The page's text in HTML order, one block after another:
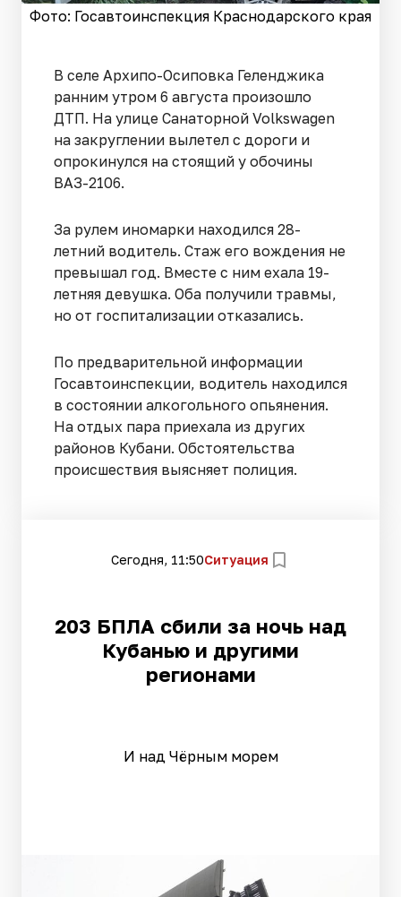
Фото: Госавтоинспекция Краснодарского края
В селе Архипо-Осиповка Геленджика
ранним утром 6 августа произошло
ДТП. На улице Санаторной Volkswagen
на закруглении вылетел с дороги и
опрокинулся на стоящий у обочины
ВАЗ-2106.
За рулем иномарки находился 28-
летний водитель. Стаж его вождения не
превышал год. Вместе с ним ехала 19-
летняя девушка. Оба получили травмы,
но от госпитализации отказались.
По предварительной информации
Госавтоинспекции, водитель находился
в состоянии алкогольного опьянения.
На отдых пара приехала из других
районов Кубани. Обстоятельства
происшествия выясняет полиция.
Сегодня, 11:50Ситуация
203 БПЛА сбили за ночь над
Кубанью и другими
регионами
И над Чёрным морем